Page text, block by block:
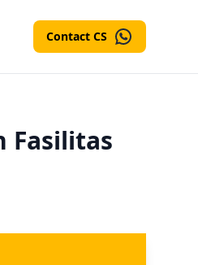
Contact CS
Fasilitas